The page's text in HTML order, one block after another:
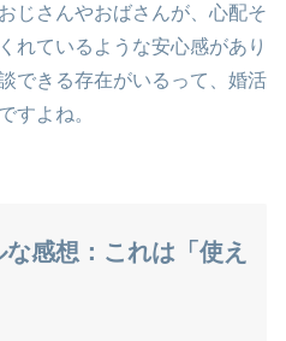
じさんやおばさんが、心配そ
れているような安心感があり
できる存在がいるって、婚活
すよね。
感想：これは「使え